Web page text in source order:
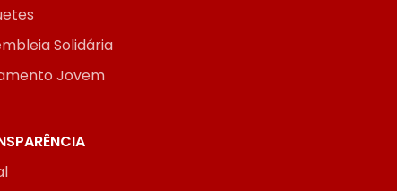
Solidária
Jovem